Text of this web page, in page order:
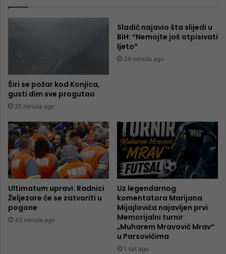
Širi se požar kod Konjica,
gusti dim sve progutao
25 minuta ago
Sladić najavio šta slijedi u
BiH: “Nemojte još otpisivati
ljeto”
36 minuta ago
Ultimatum upravi: Radnici
Željezare će se zatvoriti u
pogone
45 minuta ago
Uz legendarnog
komentatora Marijana
Mijajlovića najavljen prvi
Memorijalni turnir
„Muharem Mravović Mrav“
u Parsovićima
1 sat ago